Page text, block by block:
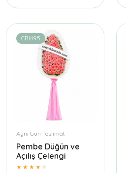
CB1495
Aynı Gün Teslimat
Pembe Düğün ve
Açılış Çelengi